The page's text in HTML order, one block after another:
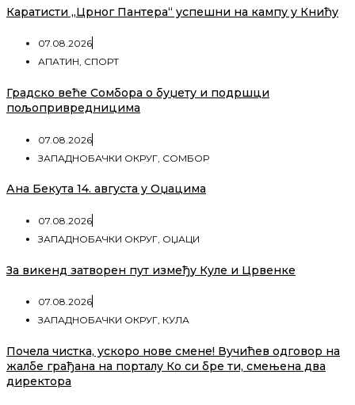
Каратисти „Црног Пантера“ успешни на кампу у Книћу
07.08.2026
АПАТИН, СПОРТ
Градско веће Сомбора о буџету и подршци
пољопривредницима
07.08.2026
ЗАПАДНОБАЧКИ ОКРУГ СОМБОР
Ана Бекута 14. августа у Оџацима
07.08.2026
ЗАПАДНОБАЧКИ ОКРУГ ОЏАЦИ
За викенд затворен пут између Куле и Црвенке
07.08.2026
ЗАПАДНОБАЧКИ ОКРУГ, КУЛА
Почела чистка, ускоро нове смене! Вучићев одговор на
жалбе грађана на порталу Ко си бре ти, смењена два
директора